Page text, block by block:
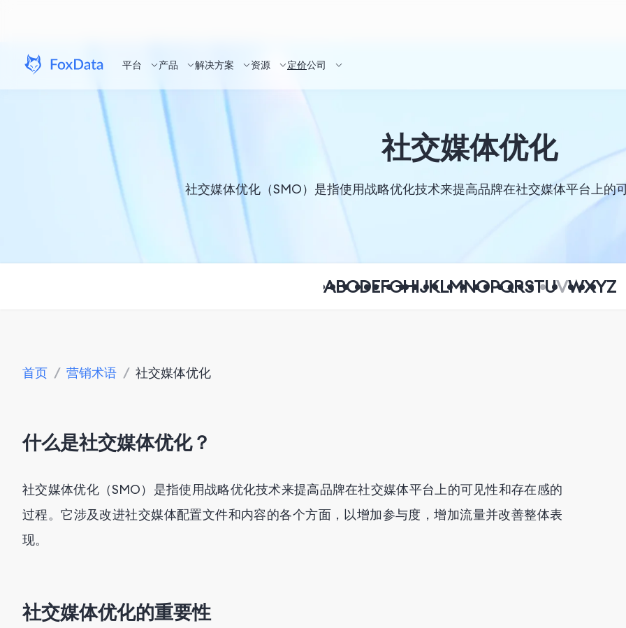
平台 产品 解决方案 资源 定价公司
社交媒体优化
社交媒体优化（SMO）是指使用战略优化技术来提高品牌在社交媒体平台上的
ABCDEFGHIJKLMNOPQRSTUVWXYZ
首页 / 营销术语 / 社交媒体优化
什么是社交媒体优化？
社交媒体优化（SMO）是指使用战略优化技术来提高品牌在社交媒体平台上的可见性和存在感的
过程。它涉及改进社交媒体配置文件和内容的各个方面，以增加参与度，增加流量并改善整体表
现。
社交媒体优化的重要性